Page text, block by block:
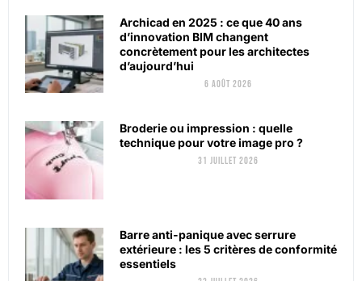
Archicad en 2025 : ce que 40 ans
d’innovation BIM changent
concrètement pour les architectes
d’aujourd’hui
6 août 2026
Broderie ou impression : quelle
technique pour votre image pro ?
31 juillet 2026
Barre anti-panique avec serrure
extérieure : les 5 critères de conformité
essentiels